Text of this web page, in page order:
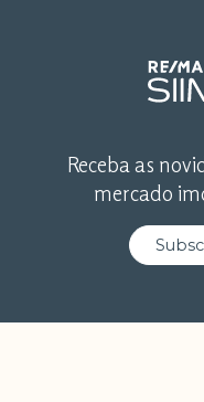
Receba as
mercado